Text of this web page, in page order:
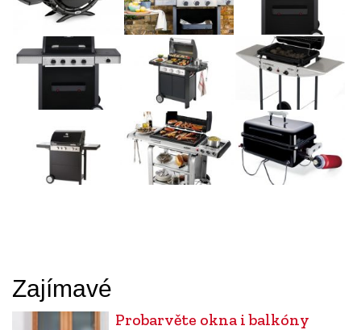
Zajímavé
Probarvěte okna i balkóny